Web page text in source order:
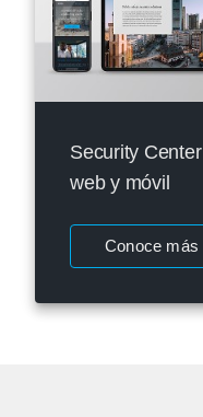
Security Center
web y móvil
Conoce más